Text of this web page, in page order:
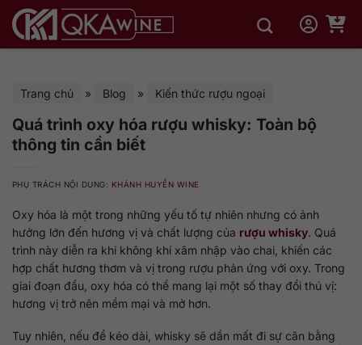
qua
Trang chủ » Blog » Kiến thức rượu ngoại
Quá trình oxy hóa rượu whisky: Toàn bộ
thông tin cần biết
PHỤ TRÁCH NỘI DUNG: KHÁNH HUYỀN WINE
Oxy hóa là một trong những yếu tố tự nhiên nhưng có ảnh
hưởng lớn đến hương vị và chất lượng của rượu whisky. Quá
trình này diễn ra khi không khí xâm nhập vào chai, khiến các
hợp chất hương thơm và vị trong rượu phản ứng với oxy. Trong
giai đoạn đầu, oxy hóa có thể mang lại một số thay đổi thú vị:
hương vị trở nên mềm mại và mở hơn.
Tuy nhiên, nếu để kéo dài, whisky sẽ dần mất đi sự cân bằng